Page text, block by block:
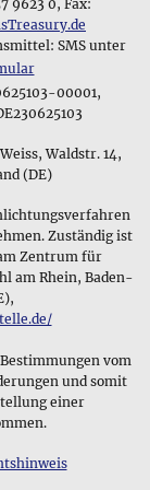
der
und bieten mit
ohne Risiko
Qualität
in
sind
und
wir ein
und bieten
und unser
Anhängern und
Kunden.
begleiten oder
sollen und
Materialien
Bedeutung
9623 0, Fax:
SMS unter
00001,
Waldstr. 14,
(DE)
Zuständig ist
Zentrum für
am Rhein, Baden-
vom
und somit
einer